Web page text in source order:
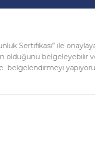
Sertifikası” ile
olduğunu belgeleyebilir
belgelendirmeyi